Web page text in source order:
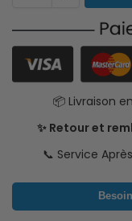
📦 Livraison
✨ Retour et
📞 Service